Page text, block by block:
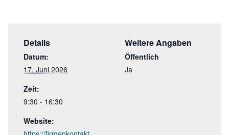
Details
Datum:
17. Juni 2026
Zeit:
9:30 - 16:30
Website:
Weitere Angaben
Öffentlich
Ja